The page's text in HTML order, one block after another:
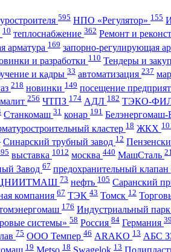
595 НПО «Регулятор» 155
10 теплоснабжение 362 Ремонт и
арматура 169 запорно-регулирующая
и разработки 110 Тендеры и
и кадры 33 автоматизация 237
218 новинки 149 посещение
256 ЧТПЗ 174 АДЛ 182 ТЭКО-
Станкомаш 31 конар 191
кластер 18 ЖКХ
Синарский трубный завод 12
выставка 1012 москва 440 МашСталь 21
Завод 67 предохранительный клапан
73 нефть 105 Саранский
компания 67 ТЭК 43 Томск 12
176 Индустриальный парк
системы» 58 Россия 84 Германия 39
75 ООО Темпер 46 ARAKO 13 АБС
19 Metso 18 Swagelok 13